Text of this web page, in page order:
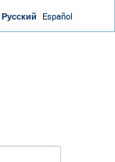
Русский Español